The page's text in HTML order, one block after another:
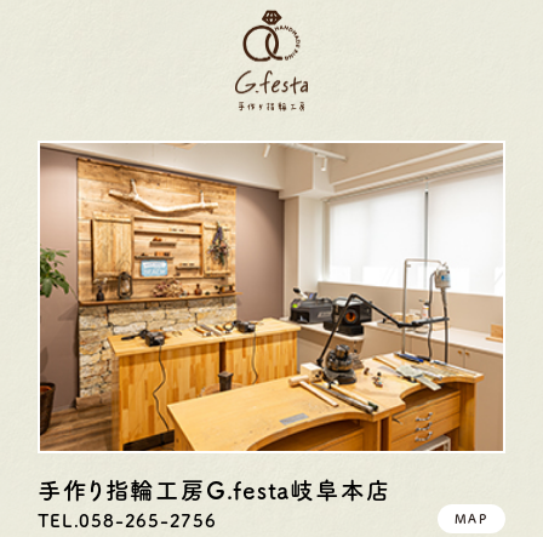
手作り指輪工房G.festa岐阜本店
TEL.058-265-2756 MAP